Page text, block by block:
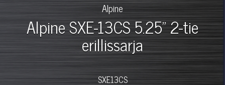
Alpine
Alpine SXE-13CS 5.25" 2-tie
erillissarja
SXE13CS